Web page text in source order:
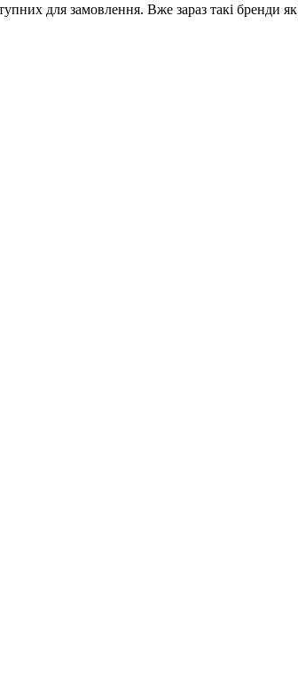
для замовлення. Вже зараз такі бренди як